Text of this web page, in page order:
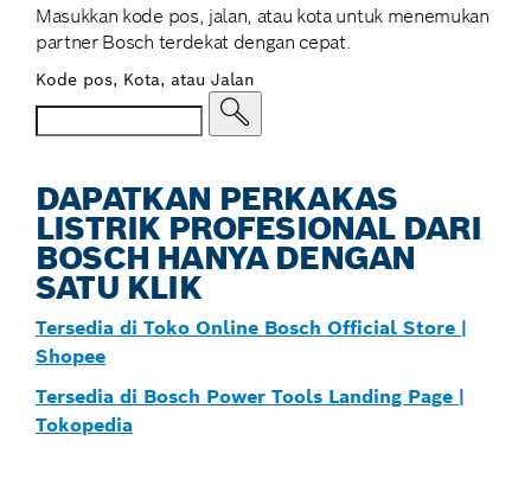
Masukkan kode pos, jalan, atau kota untuk menemukan
partner Bosch terdekat dengan cepat.
Kode pos, Kota, atau Jalan
DAPATKAN PERKAKAS
LISTRIK PROFESIONAL DARI
BOSCH HANYA DENGAN
SATU KLIK
Tersedia di Toko Online Bosch Official Store |
Shopee
Tersedia di Bosch Power Tools Landing Page |
Tokopedia